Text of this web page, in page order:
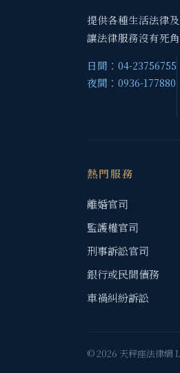
提供各種生活法律
讓法律服務沒有死角
日間：04-23756755
夜間：0936-177880
熱門服務
離婚官司
監護權官司
刑事訴訟官司
銀行或民間債務
車禍糾紛訴訟
© 2026 天秤座法律